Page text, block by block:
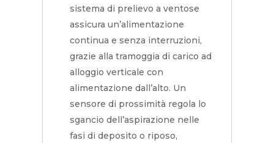
sistema di prelievo a ventose
assicura un’alimentazione
continua e senza interruzioni,
grazie alla tramoggia di carico ad
alloggio verticale con
alimentazione dall’alto. Un
sensore di prossimità regola lo
sgancio dell’aspirazione nelle
fasi di deposito o riposo,